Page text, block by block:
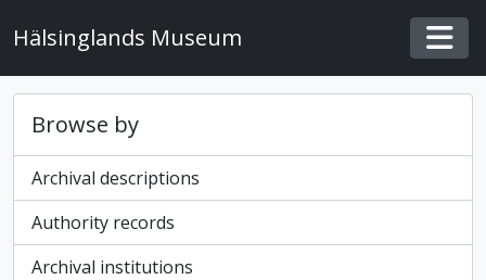
Hälsinglands Museum
Browse by
Archival descriptions
Authority records
Archival institutions